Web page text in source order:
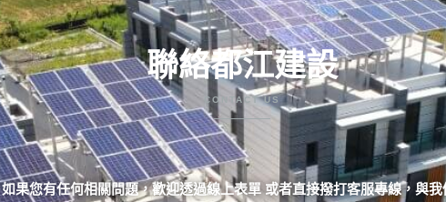
聯絡都江建設
CONTACT US
如果您有任何相關問題，歡迎透過線上表單 或者直接撥打客服專線，與我